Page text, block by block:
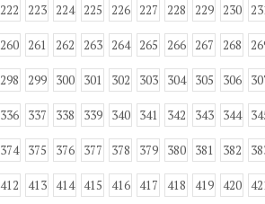
222 223 224 225 226 227 228 229 230
260 261 262 263 264 265 266 267 268
298 299 300 301 302 303 304 305 306
336 337 338 339 340 341 342 343 344
374 375 376 377 378 379 380 381 382
412 413 414 415 416 417 418 419 420